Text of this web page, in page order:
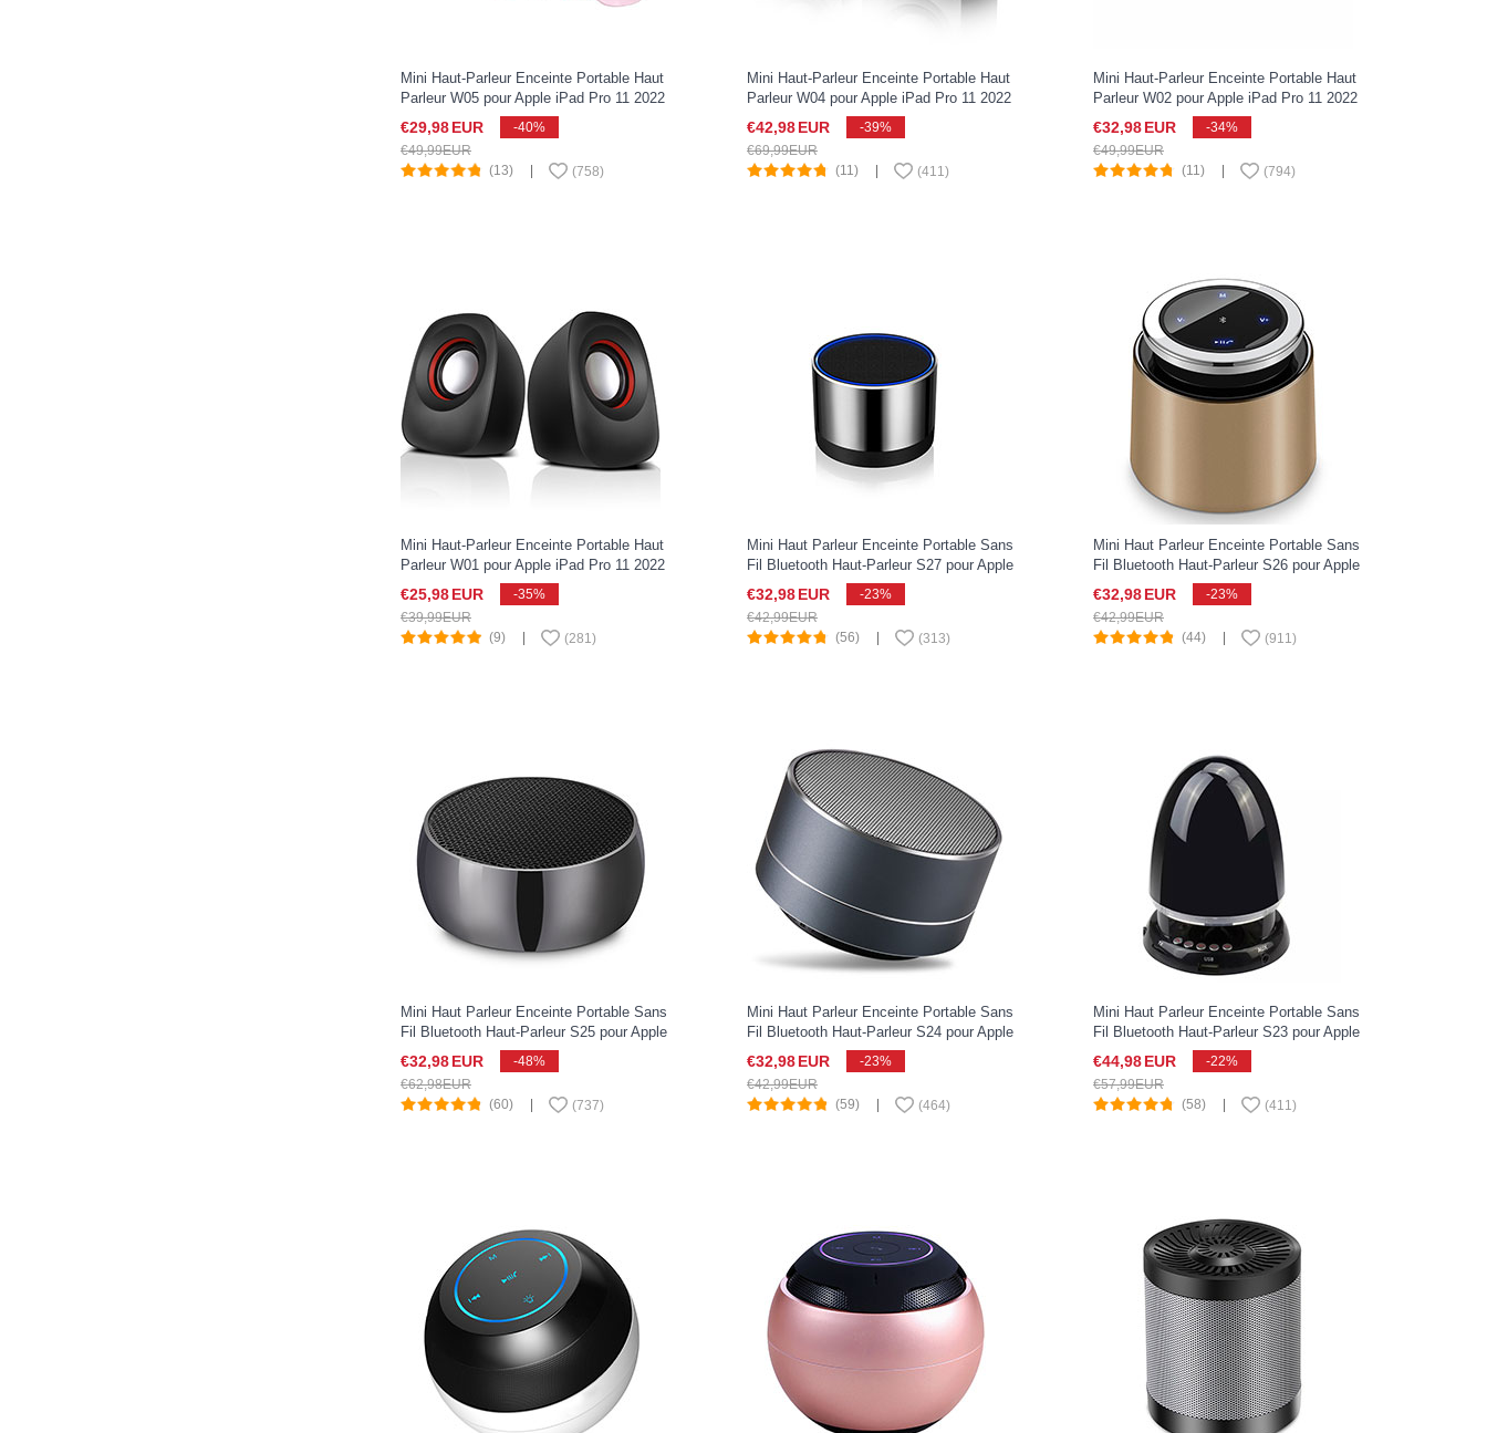
Mini Haut-Parleur Enceinte Portable Haut
Parleur W05 pour Apple iPad Pro 11 2022
Rose
€29,98EUR
-40%
€49,99EUR
(13)
(758)
Mini Haut-Parleur Enceinte Portable Haut
Parleur W04 pour Apple iPad Pro 11 2022
Blanc
€42,98EUR
-39%
€69,99EUR
(11)
(411)
Mini Haut-Parleur Enceinte Portable Haut
Parleur W02 pour Apple iPad Pro 11 2022
Noir
€32,98EUR
-34%
€49,99EUR
(11)
(794)
Mini Haut-Parleur Enceinte Portable Haut
Parleur W01 pour Apple iPad Pro 11 2022
Noir
€25,98EUR
-35%
€39,99EUR
(9)
(281)
Mini Haut Parleur Enceinte Portable Sans
Fil Bluetooth Haut-Parleur S27 pour Apple
iPad Pro 11 2022 Argent
€32,98EUR
-23%
€42,99EUR
(56)
(313)
Mini Haut Parleur Enceinte Portable Sans
Fil Bluetooth Haut-Parleur S26 pour Apple
iPad Pro 11 2022 Or
€32,98EUR
-23%
€42,99EUR
(44)
(911)
Mini Haut Parleur Enceinte Portable Sans
Fil Bluetooth Haut-Parleur S25 pour Apple
iPad Pro 11 2022 Noir
€32,98EUR
-48%
€62,98EUR
(60)
(737)
Mini Haut Parleur Enceinte Portable Sans
Fil Bluetooth Haut-Parleur S24 pour Apple
iPad Pro 11 2022 Noir
€32,98EUR
-23%
€42,99EUR
(59)
(464)
Mini Haut Parleur Enceinte Portable Sans
Fil Bluetooth Haut-Parleur S23 pour Apple
iPad Pro 11 2022 Noir
€44,98EUR
-22%
€57,99EUR
(58)
(411)